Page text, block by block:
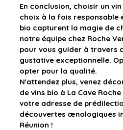
En conclusion, choisir un
choix à la fois responsable
bio capturent la magie de
notre équipe chez Roche
pour vous guider à travers
gustative exceptionnelle.
opter pour la qualité.
N'attendez plus, venez
de vins bio à La Cave
votre adresse de
découvertes œnologiques
Réunion !